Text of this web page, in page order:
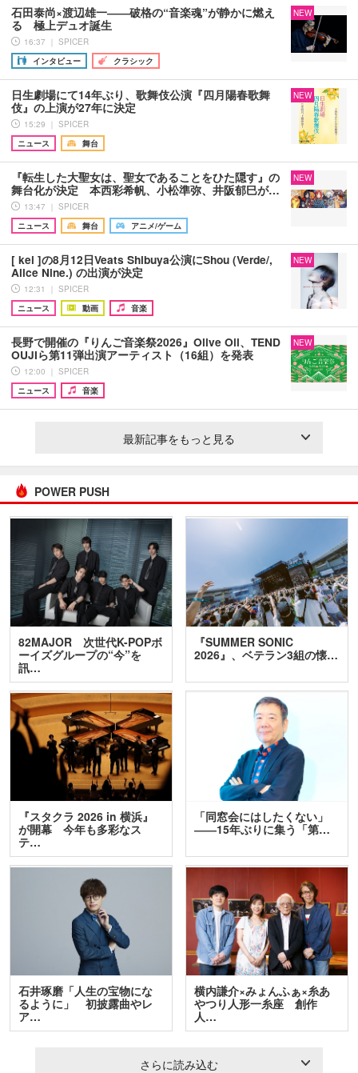
石田泰尚×渡辺雄一――破格の“音楽魂”が静かに燃え
る 極上デュオ誕生
16:37 ｜ SPICER
インタビュー
クラシック
NEW
日生劇場にて14年ぶり、歌舞伎公演『四月陽春歌舞
伎』の上演が27年に決定
15:29 ｜ SPICER
ニュース
舞台
NEW
『転生した大聖女は、聖女であることをひた隠す』の
舞台化が決定 本西彩希帆、小松準弥、井阪郁巳が…
13:47 ｜ SPICER
ニュース
舞台 アニメ/ゲーム
NEW
[ kei ]の8月12日Veats Shibuya公演にShou (Verde/,
Alice Nine.) の出演が決定
12:31 ｜ SPICER
ニュース
動画 音楽
NEW
長野で開催の『りんご音楽祭2026』Olive Oil、TEND
OUJIら第11弾出演アーティスト（16組）を発表
12:00 ｜ SPICER
ニュース
音楽
NEW
最新記事をもっと見る
POWER PUSH
82MAJOR 次世代K-POPボ
ーイズグループの“今”を
訊…
『SUMMER SONIC
2026』、ベテラン3組の懐…
『スタクラ 2026 in 横浜』
が開幕 今年も多彩なス
テ…
「同窓会にはしたくない」
――15年ぶりに集う「第…
石井琢磨「人生の宝物にな
るように」 初披露曲やレ
ア…
横内謙介×みょんふぁ×糸あ
やつり人形一糸座 創作
人…
さらに読み込む